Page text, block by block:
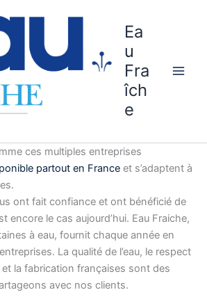
Ea
u
Fra
îch
e
ces multiples entreprises
partout en France et s’adaptent à
ont fait confiance et ont bénéficié de
encore le cas aujourd’hui. Eau Fraiche,
à eau, fournit chaque année en
La qualité de l’eau, le respect
et la fabrication françaises sont des
avec nos clients.